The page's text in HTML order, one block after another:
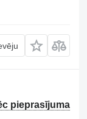
pieprasījuma